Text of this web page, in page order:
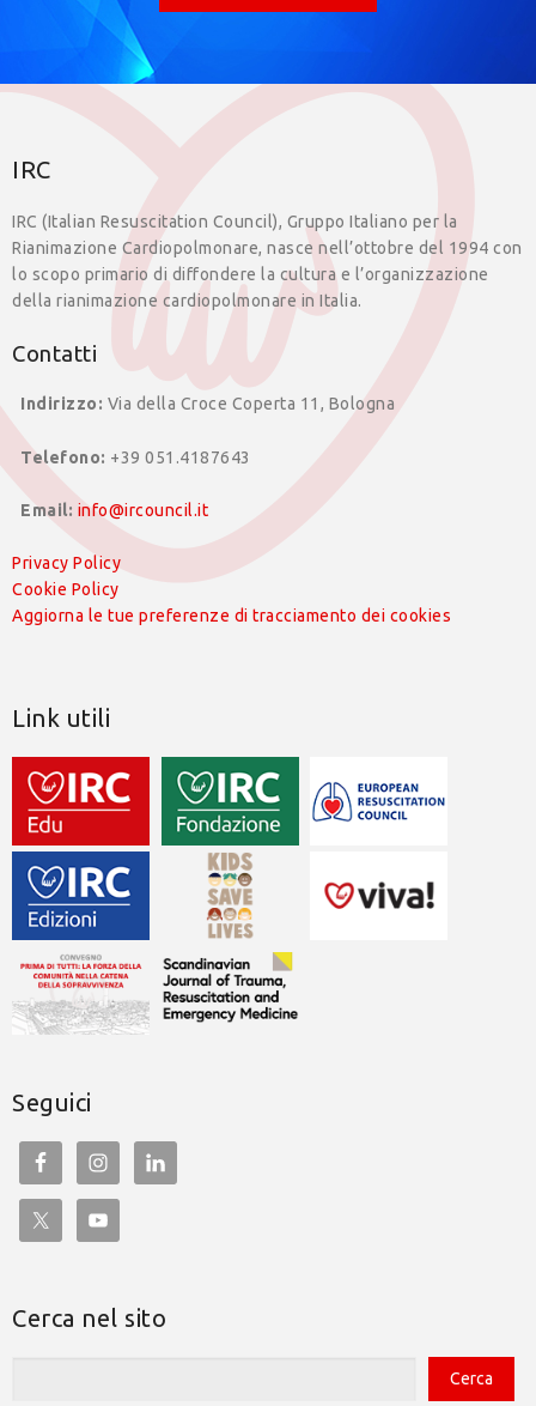
IRC
IRC (Italian Resuscitation Council), Gruppo Italiano per la
Rianimazione Cardiopolmonare, nasce nell’ottobre del 1994 con
lo scopo primario di diffondere la cultura e l’organizzazione
della rianimazione cardiopolmonare in Italia.
Contatti
Indirizzo: Via della Croce Coperta 11, Bologna
Telefono: +39 051.4187643
Email: info@ircouncil.it
Privacy Policy
Cookie Policy
Aggiorna le tue preferenze di tracciamento dei cookies
Link utili
Seguici
Cerca nel sito